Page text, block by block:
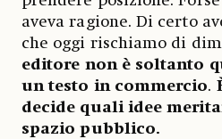
aveva ragione. Di certo
che oggi rischiamo di
editore non è soltanto
un testo in commercio.
decide quali idee
spazio pubblico.